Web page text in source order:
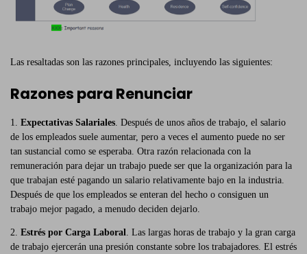
Las resaltadas son las razones principales, incluyendo las siguientes:
Razones para Renunciar
1. Expectativas Salariales. Después de unos años de trabajo, el salario
de los empleados suele aumentar, pero a veces el aumento puede no ser
tan sustancial como se esperaba. Otra razón relacionada con la
remuneración para dejar un trabajo puede ser que la organización para la
que trabajan esté pagando un salario relativamente bajo en la industria.
Después de que los empleados se enteran del hecho o consiguen un
trabajo mejor pagado, a menudo deciden dejarlo.
2. Estrés por Carga Laboral
. Las largas horas de trabajo y la gran carga
de trabajo ejercerán una presión constante sobre los trabajadores. El estrés